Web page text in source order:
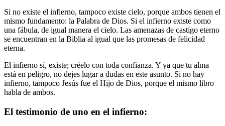
Si no existe el infierno, tampoco existe cielo, porque ambos tienen el
mismo fundamento: la Palabra de Dios. Si el infierno existe como
una fábula, de igual manera el cielo. Las amenazas de castigo eterno
se encuentran en la Biblia al igual que las promesas de felicidad
eterna.
El infierno sí, existe; créelo con toda confianza. Y ya que tu alma
está en peligro, no dejes lugar a dudas en este asunto. Si no hay
infierno, tampoco Jesús fue el Hijo de Dios, porque el mismo libro
habla de ambos.
El testimonio de uno en el infierno: